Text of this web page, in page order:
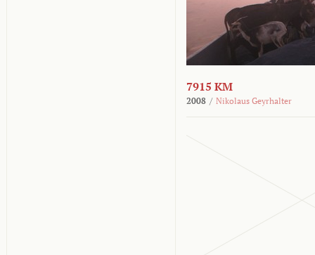
7915 KM
2008 / Nikolaus Geyrhalter